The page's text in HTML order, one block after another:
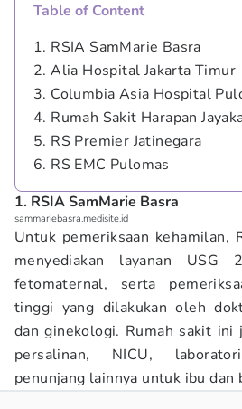
Table of Content
1. RSIA SamMarie Basra
2. Alia Hospital Jakarta Timur
3. Columbia Asia Hospital
4. Rumah Sakit Harapan
5. RS Premier Jatinegara
6. RS EMC Pulomas
1. RSIA SamMarie Basra
sammariebasra.medisite.id
Untuk pemeriksaan kehamilan,
menyediakan layanan USG
fetomaternal, serta
tinggi yang dilakukan oleh
dan ginekologi. Rumah sakit ini
persalinan, NICU,
penunjang lainnya untuk ibu dan